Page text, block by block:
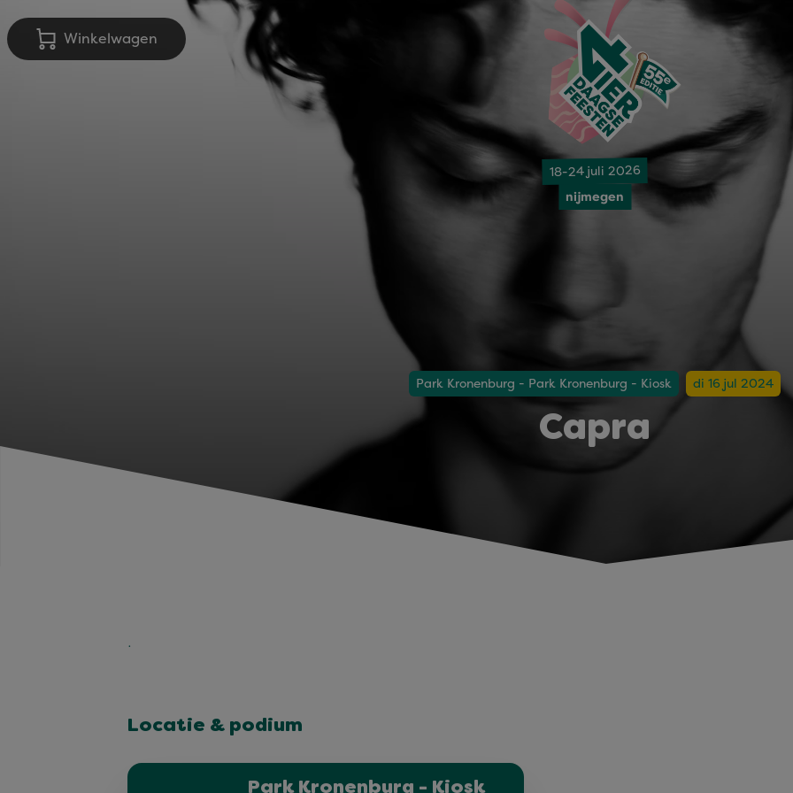
Winkelwagen
18-24 juli 2026
nijmegen
Park Kronenburg - Park Kronenburg - Kiosk di 16 jul 2024
Capra
.
Locatie & podium
Park Kronenburg - Kiosk